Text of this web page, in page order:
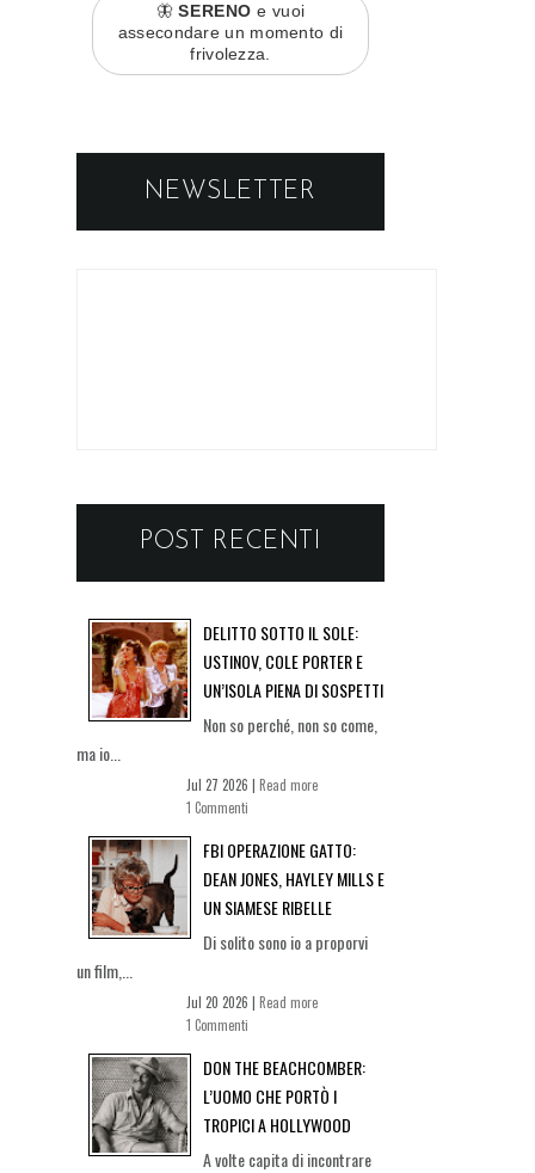
🦋SERENO e vuoi
assecondare un momento di
frivolezza.
NEWSLETTER
POST RECENTI
DELITTO SOTTO IL SOLE:
USTINOV, COLE PORTER E
UN’ISOLA PIENA DI SOSPETTI
Non so perché, non so come,
ma io...
Jul 27 2026 | Read more
1 Commenti
FBI OPERAZIONE GATTO:
DEAN JONES, HAYLEY MILLS E
UN SIAMESE RIBELLE
Di solito sono io a proporvi
un film,...
Jul 20 2026 | Read more
1 Commenti
DON THE BEACHCOMBER:
L’UOMO CHE PORTÒ I
TROPICI A HOLLYWOOD
A volte capita di incontrare